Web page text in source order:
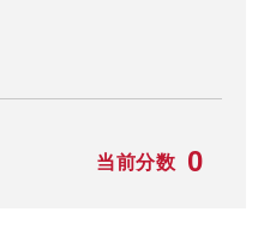
当前分数 0